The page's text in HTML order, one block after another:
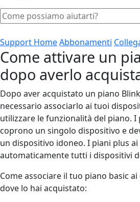
Support HomeAbbonamenti
Come attivare un
dopo averlo
Dopo aver acquistato un piano
necessario associarlo ai tuoi
utilizzare le funzionalità del piano. I
coprono un singolo dispositivo e
un dispositivo idoneo. I piani plus
automaticamente tutti i dispositivi
Come associare il tuo piano basic
dove lo hai acquistato: